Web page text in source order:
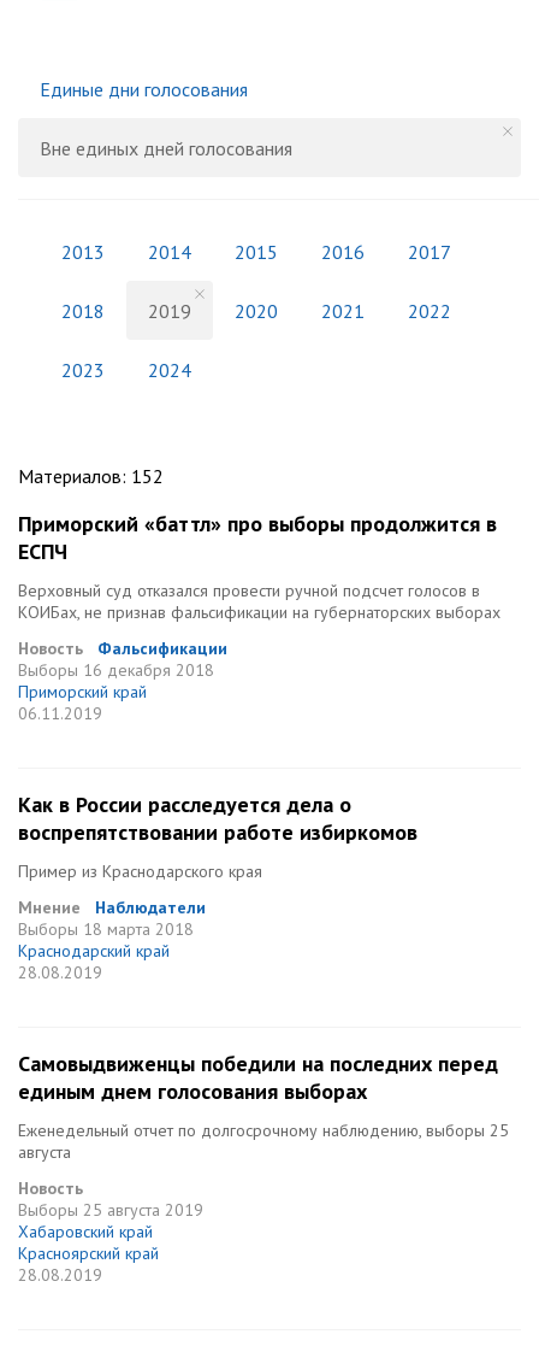
Единые дни голосования
Вне единых дней голосования
2013 2014 2015 2016 2017
2018 2019 2020 2021 2022
2023 2024
Материалов: 152
Приморский «баттл» про выборы продолжится в
ЕСПЧ
Верховный суд отказался провести ручной подсчет голосов в
КОИБах, не признав фальсификации на губернаторских выборах
Новость
Фальсификации
Выборы 16 декабря 2018
Приморский край
06.11.2019
Как в России расследуется дела о
воспрепятствовании работе избиркомов
Пример из Краснодарского края
Мнение
Наблюдатели
Выборы 18 марта 2018
Краснодарский край
28.08.2019
Самовыдвиженцы победили на последних перед
единым днем голосования выборах
Еженедельный отчет по долгосрочному наблюдению, выборы 25
августа
Новость
Выборы 25 августа 2019
Хабаровский край
Красноярский край
28.08.2019